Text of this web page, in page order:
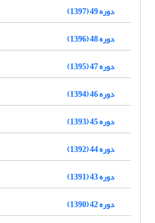
دوره 49 (1397)
دوره 48 (1396)
دوره 47 (1395)
دوره 46 (1394)
دوره 45 (1393)
دوره 44 (1392)
دوره 43 (1391)
دوره 42 (1390)